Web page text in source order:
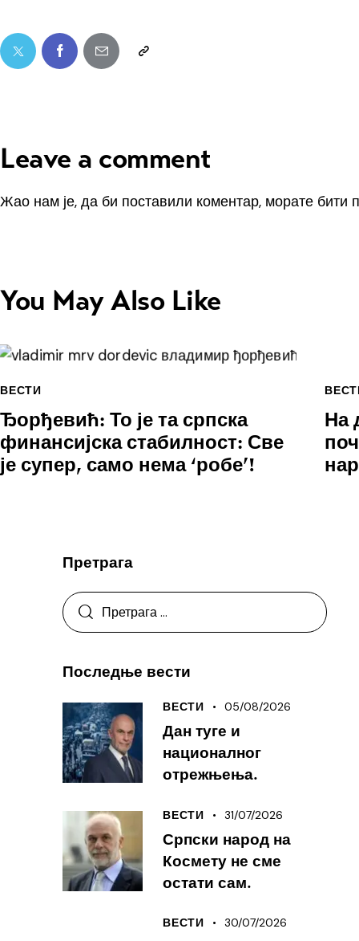
Leave a comment
Жао нам је, да би поставили коментар, морате бити
You May Also Like
ВЕСТИ
Ђорђевић: То је та српска
финансијска стабилност: Све
је супер, само нема ‘робе’!
На
Претрага
Последње вести
ВЕСТИ 05/08/2026
Дан туге и
националног
отрежњења.
ВЕСТИ 31/07/2026
Српски народ на
Космету не сме
остати сам.
ВЕСТИ 30/07/2026